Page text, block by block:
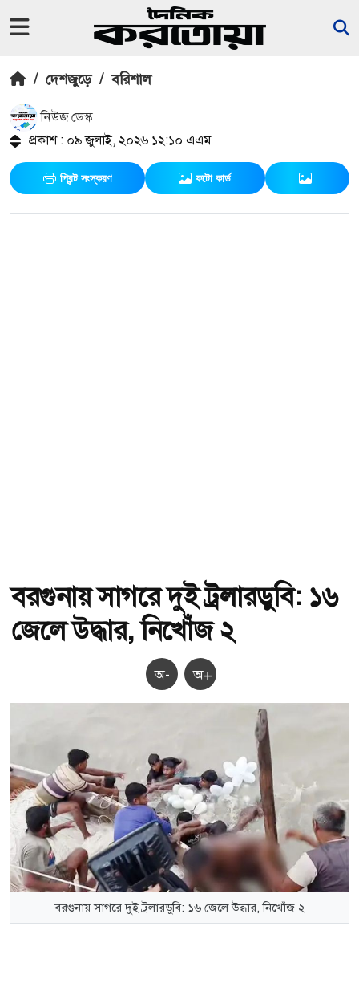
/ দেশজুড়ে / বরিশাল
নিউজ ডেস্ক
প্রকাশ : ০৯ জুলাই, ২০২৬ ১২:১০ এএম
প্রিন্ট সংস্করণ ফটো কার্ড
বরগুনায় সাগরে দুই ট্রলারডুবি: ১৬
জেলে উদ্ধার, নিখোঁজ ২
অ- অ+
বরগুনায় সাগরে দুই ট্রলারডুবি: ১৬ জেলে উদ্ধার, নিখোঁজ ২